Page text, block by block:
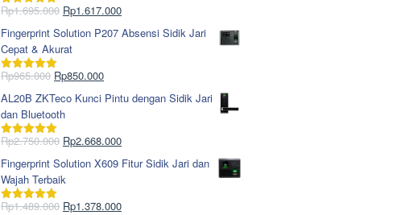
Rp1.868.000.
Dinilai5.00
Rp1.695.000 Harga
aslinya
adalah:
Rp1.695.000.
Rp1.617.000Harga
saat
ini
Fingerprint Solution P207 Absensi Sidik Jari
Cepat & Akurat
Dinilai5.00
Rp965.000 Harga
aslinya
adalah:
Rp965.000.
Rp850.000Harga
saat
ini
Rp850.000.
AL20B ZKTeco Kunci Pintu dengan Sidik Jari
dan Bluetooth
Dinilai5.00
Rp2.750.000 Harga
aslinya
adalah:
Rp2.750.000.
Rp2.668.000Harga
saat
ini
Rp2.668.000.
Fingerprint Solution X609 Fitur Sidik Jari dan
Wajah Terbaik
Dinilai5.00
Rp1.489.000 Harga
Rp1.378.000Harga